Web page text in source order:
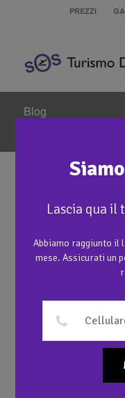
PREZZI
Blog
Lascia qua il
Abbiamo raggiunto il
mese. Assicurati un